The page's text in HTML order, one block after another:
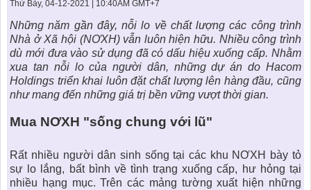
THÀNH ĐÔNG VỚI XÃ HÔI
BẮC
THƯ VIỆN PHÁP LUẬT
LIÊN HỆ & GIẢI ĐÁP
KIẾN TRÚC & PHONG THUỶ
TIN TỨC CÔNG TY
TIN TỨC TỔNG HỢP
Thứ Bảy, 04-12-2021 | 10:40AM GMT+7
Những năm gần đây, nỗi lo về chất lượng các công trình
Nhà ở Xã hội (NƠXH) vẫn luôn hiện hữu. Nhiều công trình
dù mới đưa vào sử dụng đã có dấu hiệu xuống cấp. Nhằm
xua tan nỗi lo của người dân, những dự án do Hacom
Holdings triển khai luôn đặt chất lượng lên hàng đầu, cũng
như mang đến những giá trị bền vững vượt thời gian.
Mua NƠXH "sống chung với lũ"
Rất nhiều người dân sinh sống tại các khu NƠXH
bày tỏ
sự lo lắng, bất bình về tình trạng xuống cấp, hư hỏng tại
nhiều hạng mục. Trên các mảng tường xuất hiện những